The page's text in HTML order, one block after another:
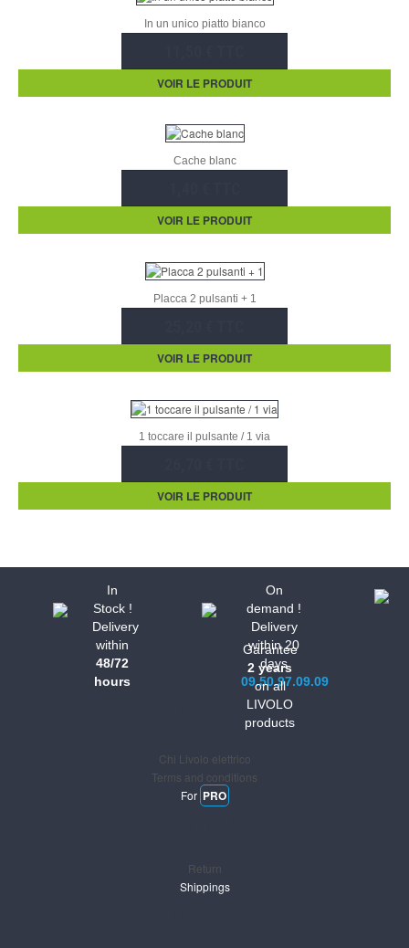
In un unico piatto bianco
VOIR LE PRODUIT
Cache blanc
VOIR LE PRODUIT
Placca 2 pulsanti + 1
VOIR LE PRODUIT
1 toccare il pulsante / 1 via
VOIR LE PRODUIT
In
Stock !
Delivery
within
48/72
hours
On
demand !
Delivery
within 20
days
09.50.97.09.09
Garantee
2 years
on all
LIVOLO
products
Chi Livolo elettrico
Terms and conditions
For PRO
Return
Shippings